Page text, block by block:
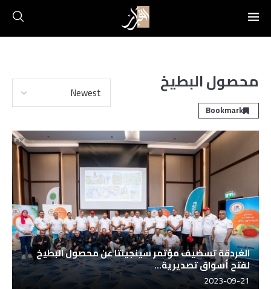
محصول البطيخ
Bookmark
الغردقة تسضيف مؤتمر سينجينتا عن محصول البطيخ
لفتح أسواق تصديرية...
2023-09-21